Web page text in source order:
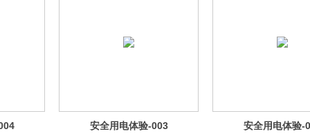
安全用电体验-003 安全用电体验-